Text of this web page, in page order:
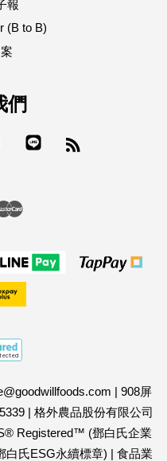
報
(B to B)
們
YouTube
| 908屏
| 格外農品股份有限公司
Registered™ (鄧白氏企業
白氏ESG永續標章) | 食品業